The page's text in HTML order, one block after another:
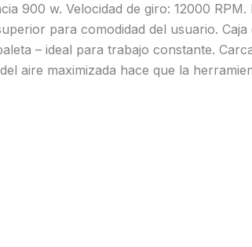
900 w. Velocidad de giro: 12000
para comodidad del usuario.
– ideal para trabajo constante.
aire maximizada hace que la